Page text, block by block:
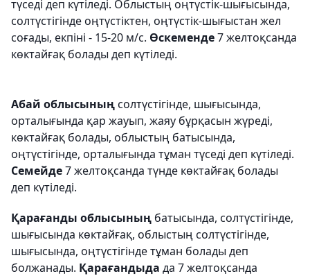
түседі деп күтіледі. Облыстың оңтүстік-шығысында,
солтүстігінде оңтүстіктен, оңтүстік-шығыстан жел
соғады, екпіні - 15-20 м/с. Өскеменде7 желтоқсанда
көктайғақ болады деп күтіледі.
Абай облысыныңсолтүстігінде, шығысында,
орталығында қар жауып, жаяу бұрқасын жүреді,
көктайғақ болады, облыстың батысында,
оңтүстігінде, орталығында тұман түседі деп күтіледі.
Семейде7 желтоқсанда түнде көктайғақ болады
деп күтіледі.
Қарағанды облысының батысында, солтүстігінде,
шығысында көктайғақ, облыстың солтүстігінде,
шығысында, оңтүстігінде тұман болады деп
болжанады. Қарағандыда да 7 желтоқсанда